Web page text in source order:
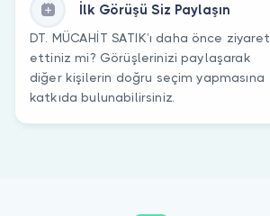
İlk Görüşü Siz Paylaşın
DT. MÜCAHİT SATIK’ı daha önce ziyaret
ettiniz mi? Görüşlerinizi paylaşarak
diğer kişilerin doğru seçim yapmasına
katkıda bulunabilirsiniz.